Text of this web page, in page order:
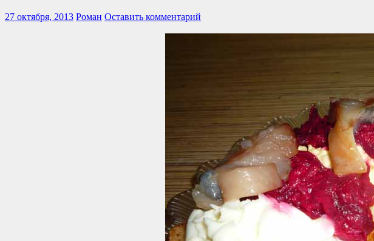
27 октября, 2013 Роман Оставить комментарий